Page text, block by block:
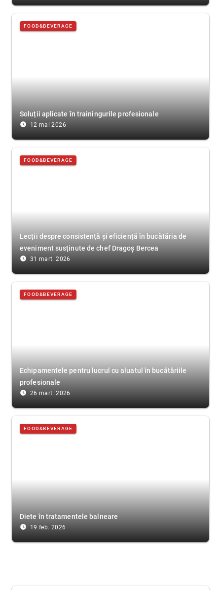
FOOD&BEVERAGE
Soluții aplicate în trainingurile profesionale
access_time_filled 12 mai 2026
FOOD&BEVERAGE
Lecții despre consistență și eficiență în bucătăria de
eveniment susținute de chef Dragoș Bercea
access_time_filled 31 mart. 2026
FOOD&BEVERAGE
Echipamentele pentru lucrul cu aluatul în bucătăriile
profesionale
access_time_filled 26 mart. 2026
FOOD&BEVERAGE
Diete în tratamentele balneare
access_time_filled 19 feb. 2026